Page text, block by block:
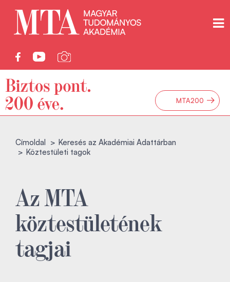
MTA200 →
Címoldal
Keresés az Akadémiai Adattárban
Köztestületi tagok
Az MTA
köztestületének
tagjai